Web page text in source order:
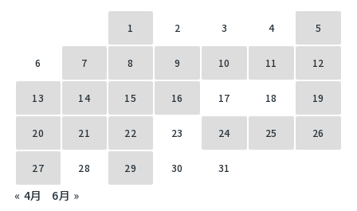
1 2 3 4 5
6 7 8 9 10 11 12
13 14 15 16 17 18 19
20 21 22 23 24 25 26
27 28 29 30 31
« 4月 6月 »